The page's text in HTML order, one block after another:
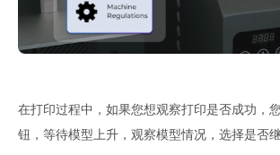
在打印过程中，如果您想观察打印是否成功，
钮，等待模型上升，观察模型情况，选择是否继